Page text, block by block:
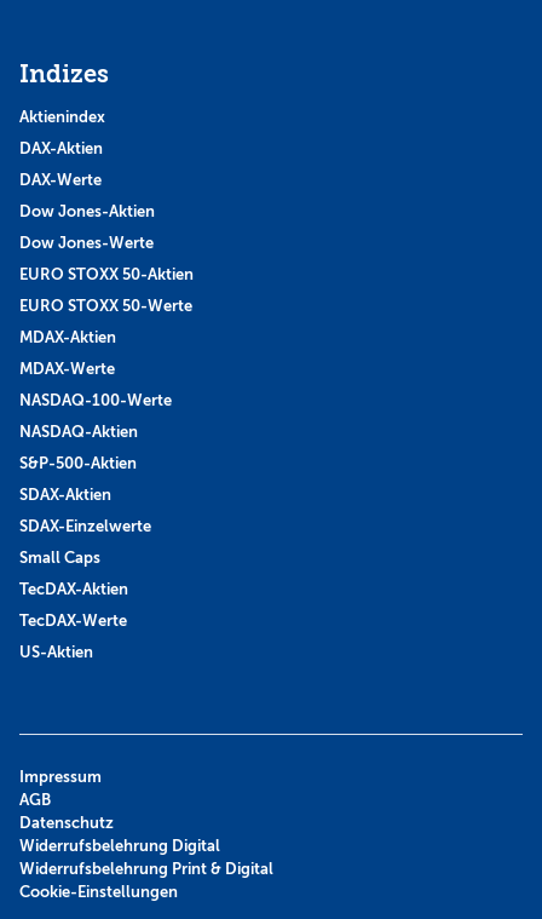
Indizes
Aktienindex
DAX-Aktien
DAX-Werte
Dow Jones-Aktien
Dow Jones-Werte
EURO STOXX 50-Aktien
EURO STOXX 50-Werte
MDAX-Aktien
MDAX-Werte
NASDAQ-100-Werte
NASDAQ-Aktien
S&P-500-Aktien
SDAX-Aktien
SDAX-Einzelwerte
Small Caps
TecDAX-Aktien
TecDAX-Werte
US-Aktien
Impressum
AGB
Datenschutz
Widerrufsbelehrung Digital
Widerrufsbelehrung Print & Digital
Cookie-Einstellungen